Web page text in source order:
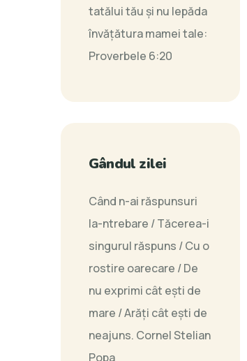
tatălui tău şi nu lepăda
învăţătura mamei tale:
Proverbele 6:20
Gândul zilei
Când n-ai răspunsuri
la-ntrebare / Tăcerea-i
singurul răspuns / Cu o
rostire oarecare / De
nu exprimi cât eşti de
mare / Arăţi cât eşti de
neajuns. Cornel Stelian
Popa